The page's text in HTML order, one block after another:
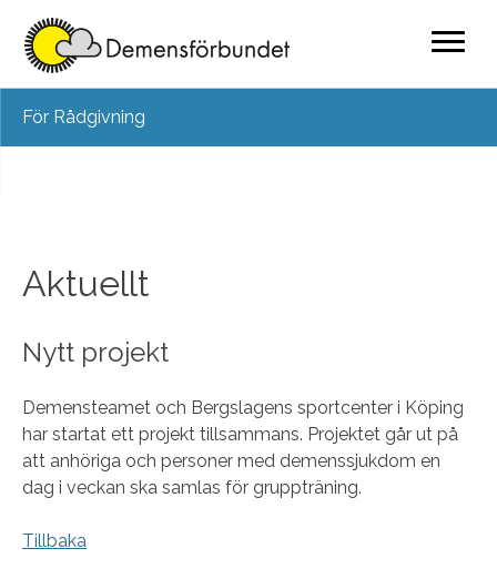
content
För Rådgivning
Aktuellt
Nytt projekt
Demensteamet och Bergslagens sportcenter i Köping
har startat ett projekt tillsammans. Projektet går ut på
att anhöriga och personer med demenssjukdom en
dag i veckan ska samlas för gruppträning.
Tillbaka